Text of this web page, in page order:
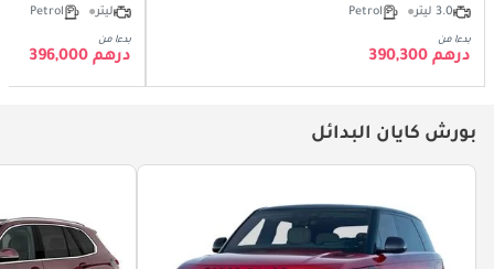
3.0 ليتر Petrol
بدءا من
درهم 390,300
ليتر Petrol
بدءا من
درهم 396,000
بورش كايان البدائل